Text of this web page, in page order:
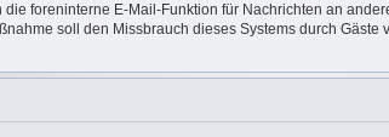
die foreninterne E-Mail-Funktion für Nachrichten an
soll den Missbrauch dieses Systems durch Gäste